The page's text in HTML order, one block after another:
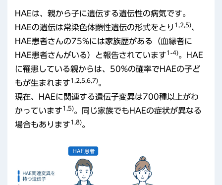
HAEは、親から子に遺伝する遺伝性の病気です。
HAEの遺伝は常染色体顕性遺伝の形式をとり 1,2,5)、
HAE患者さんの75%には家族歴がある（血縁者に
HAE患者さんがいる）と報告されています1-4)。HAE
に罹患している親からは、50%の確率でHAEの子ど
もが生まれます1,2,5,6,7)。
現在、HAEに関連する遺伝子変異は700種以上がわ
かっています1,5)。同じ家族でもHAEの症状が異なる
場合もあります1,8)。